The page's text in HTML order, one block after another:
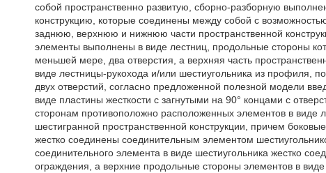
собой пространственно развитую, сборно-разборную
конструкцию, которые соединены между собой с
заднюю, верхнюю и нижнюю части пространственной
элементы выполнены в виде лестниц, продольные стороны
меньшей мере, два отверстия, а верхняя часть
виде лестницы-рукохода и/или шестиугольника из профиля,
двух отверстий, согласно предложенной полезной модели
виде пластины жесткости с загнутыми на 90° концами с
сторонам противоположно расположенных элементов в виде
шестигранной пространственной конструкции, причем
жестко соединены соединительным элементом
соединительного элемента в виде шестиугольника жестко
ограждения, а верхние продольные стороны элементов в